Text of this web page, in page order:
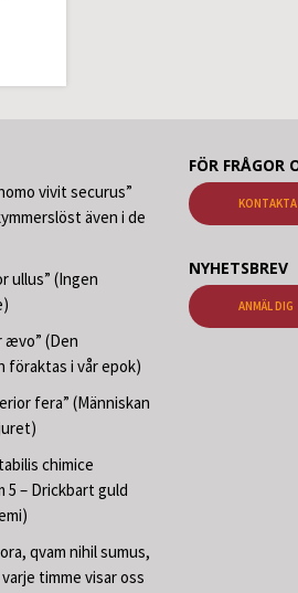
vivit securus”
även i de
ullus” (Ingen
ævo” (Den
föraktas i vår epok)
fera” (Människan
chimice
5 – Drickbart guld
qvam nihil sumus,
timme visar oss
FÖR FRÅGOR
NYHETSBREV
ANMÄL DIG